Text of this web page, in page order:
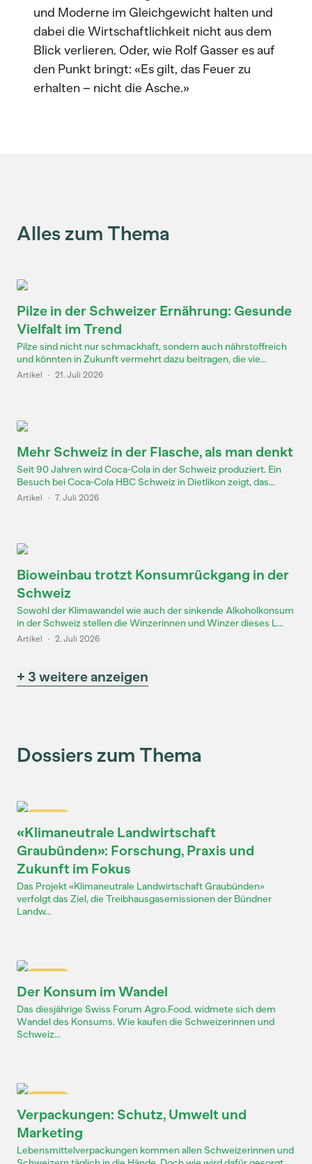
und Moderne im Gleichgewicht halten und
dabei die Wirtschaftlichkeit nicht aus dem
Blick verlieren. Oder, wie Rolf Gasser es auf
den Punkt bringt: «Es gilt, das Feuer zu
erhalten – nicht die Asche.»
Alles zum Thema
Pilze in der Schweizer Ernährung: Gesunde
Vielfalt im Trend
Pilze sind nicht nur schmackhaft, sondern auch nährstoffreich
und könnten in Zukunft vermehrt dazu beitragen, die vie...
Artikel · 21. Juli 2026
Mehr Schweiz in der Flasche, als man denkt
Seit 90 Jahren wird Coca-Cola in der Schweiz produziert. Ein
Besuch bei Coca-Cola HBC Schweiz in Dietlikon zeigt, das...
Artikel · 7. Juli 2026
Bioweinbau trotzt Konsumrückgang in der
Schweiz
Sowohl der Klimawandel wie auch der sinkende Alkoholkonsum
in der Schweiz stellen die Winzerinnen und Winzer dieses L...
Artikel · 2. Juli 2026
+ 3 weitere anzeigen
Dossiers zum Thema
«Klimaneutrale Landwirtschaft
Graubünden»: Forschung, Praxis und
Zukunft im Fokus
Das Projekt «Klimaneutrale Landwirtschaft Graubünden»
verfolgt das Ziel, die Treibhausgasemissionen der Bündner
Landw...
Der Konsum im Wandel
Das diesjährige Swiss Forum Agro.Food. widmete sich dem
Wandel des Konsums. Wie kaufen die Schweizerinnen und
Schweiz...
Verpackungen: Schutz, Umwelt und
Marketing
Lebensmittelverpackungen kommen allen Schweizerinnen und